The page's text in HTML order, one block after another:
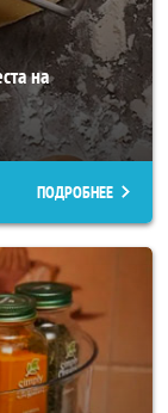
на
ПОДРОБНЕЕ